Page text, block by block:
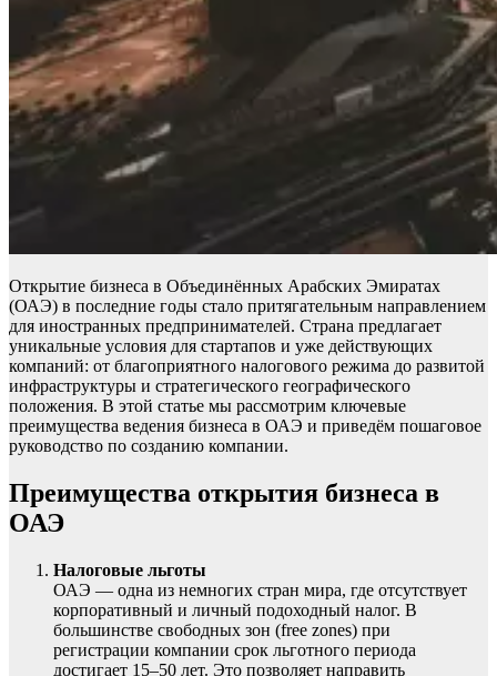
Открытие бизнеса в Объединённых Арабских Эмиратах
(ОАЭ) в последние годы стало притягательным направлением
для иностранных предпринимателей. Страна предлагает
уникальные условия для стартапов и уже действующих
компаний: от благоприятного налогового режима до развитой
инфраструктуры и стратегического географического
положения. В этой статье мы рассмотрим ключевые
преимущества ведения бизнеса в ОАЭ и приведём пошаговое
руководство по созданию компании.
Преимущества открытия бизнеса в
ОАЭ
Налоговые льготы
ОАЭ — одна из немногих стран мира, где отсутствует
корпоративный и личный подоходный налог. В
большинстве свободных зон (free zones) при
регистрации компании срок льготного периода
достигает 15–50 лет. Это позволяет направить